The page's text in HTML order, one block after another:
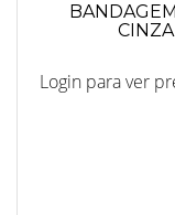
Login para ver